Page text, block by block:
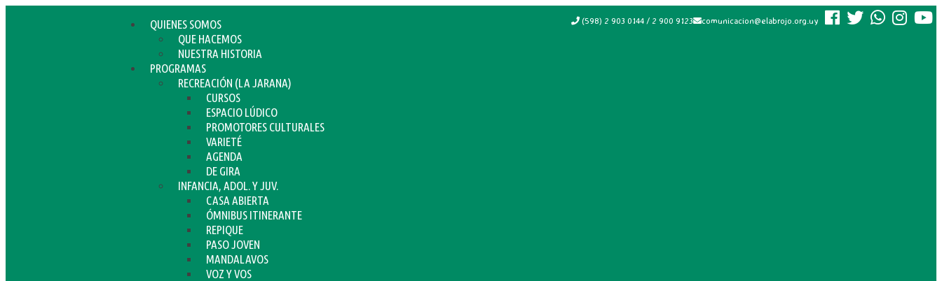
(598) 2 903 0144 / 2 900 9123 comunicacion@elabrojo.org.uy
QUIENES SOMOS
QUE HACEMOS
NUESTRA HISTORIA
PROGRAMAS
RECREACIÓN (LA JARANA)
CURSOS
ESPACIO LÚDICO
PROMOTORES CULTURALES
VARIETÉ
AGENDA
DE GIRA
INFANCIA, ADOL. Y JUV.
CASA ABIERTA
ÓMNIBUS ITINERANTE
REPIQUE
PASO JOVEN
MANDALAVOS
VOZ Y VOS